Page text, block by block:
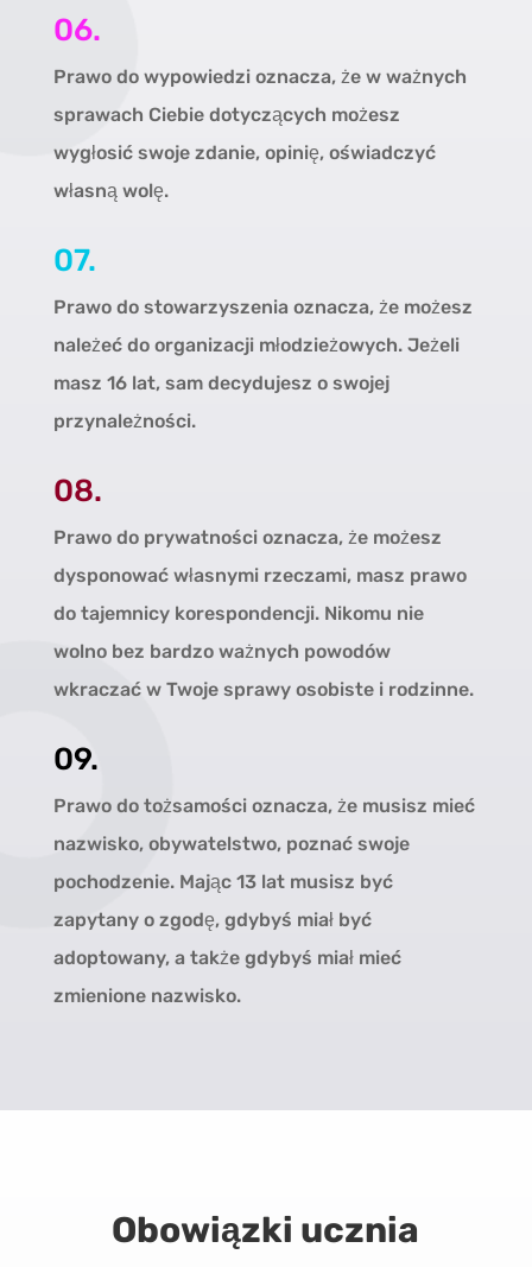
06.
Prawo do wypowiedzi oznacza, że w ważnych
sprawach Ciebie dotyczących możesz
wygłosić swoje zdanie, opinię, oświadczyć
własną wolę.
07.
Prawo do stowarzyszenia oznacza, że możesz
należeć do organizacji młodzieżowych. Jeżeli
masz 16 lat, sam decydujesz o swojej
przynależności.
08.
Prawo do prywatności oznacza, że możesz
dysponować własnymi rzeczami, masz prawo
do tajemnicy korespondencji. Nikomu nie
wolno bez bardzo ważnych powodów
wkraczać w Twoje sprawy osobiste i rodzinne.
09.
Prawo do tożsamości oznacza, że musisz mieć
nazwisko, obywatelstwo, poznać swoje
pochodzenie. Mając 13 lat musisz być
zapytany o zgodę, gdybyś miał być
adoptowany, a także gdybyś miał mieć
zmienione nazwisko.
Obowiązki ucznia